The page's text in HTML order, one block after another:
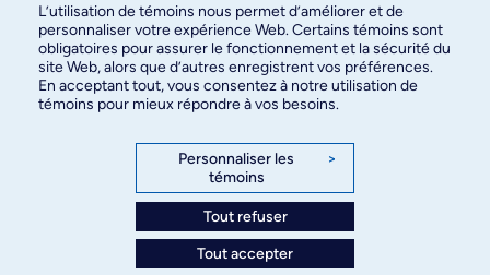
des relations publiques
3744, rue Jean-Brillant, bureau 490
Montréal (Québec) H3T 1P1
L’utilisation de témoins nous permet d’améliorer et de
personnaliser votre expérience Web. Certains témoins sont
obligatoires pour assurer le fonctionnement et la sécurité du
site Web, alors que d’autres enregistrent vos préférences.
En acceptant tout, vous consentez à notre utilisation de
témoins pour mieux répondre à vos besoins.
Personnaliser les
témoins
>
Tout refuser
Tout accepter